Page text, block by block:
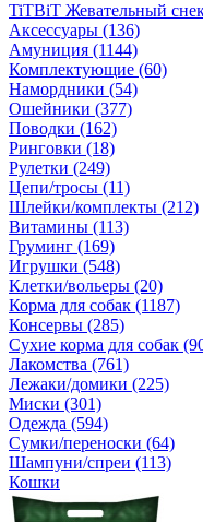
TiTBiT Жевательный
Аксессуары (136)
Амуниция (1144)
Комплектующие (60)
Намордники (54)
Ошейники (377)
Поводки (162)
Ринговки (18)
Рулетки (249)
Цепи/тросы (11)
Шлейки/комплекты (212)
Витамины (113)
Груминг (169)
Игрушки (548)
Клетки/вольеры (20)
Корма для собак (1187)
Консервы (285)
Сухие корма для собак
Лакомства (761)
Лежаки/домики (225)
Миски (301)
Одежда (594)
Сумки/переноски (64)
Шампуни/спреи (113)
Кошки